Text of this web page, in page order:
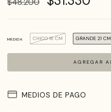
MEDIDA CHICO 16 CM GRANDE 21 CM
MEDIOS DE PAGO